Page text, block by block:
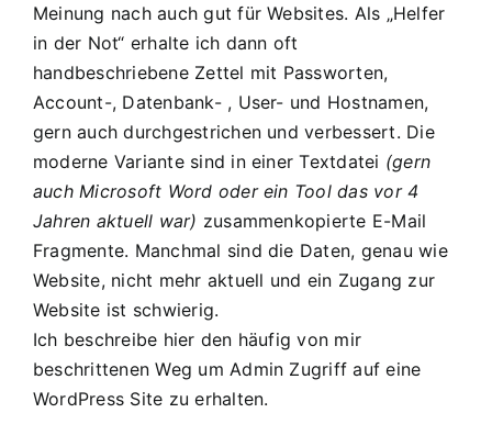
Meinung nach auch gut für Websites. Als „Helfer
in der Not“ erhalte ich dann oft
handbeschriebene Zettel mit Passworten,
Account-, Datenbank- , User- und Hostnamen,
gern auch durchgestrichen und verbessert. Die
moderne Variante sind in einer Textdatei (gern
auch Microsoft Word oder ein Tool das vor 4
Jahren aktuell war) zusammenkopierte E-Mail
Fragmente. Manchmal sind die Daten, genau wie
Website, nicht mehr aktuell und ein Zugang zur
Website ist schwierig.
Ich beschreibe hier den häufig von mir
beschrittenen Weg um Admin Zugriff auf eine
WordPress Site zu erhalten.